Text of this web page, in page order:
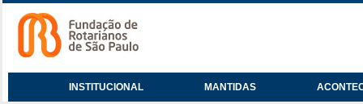
INSTITUCIONAL MANTIDAS